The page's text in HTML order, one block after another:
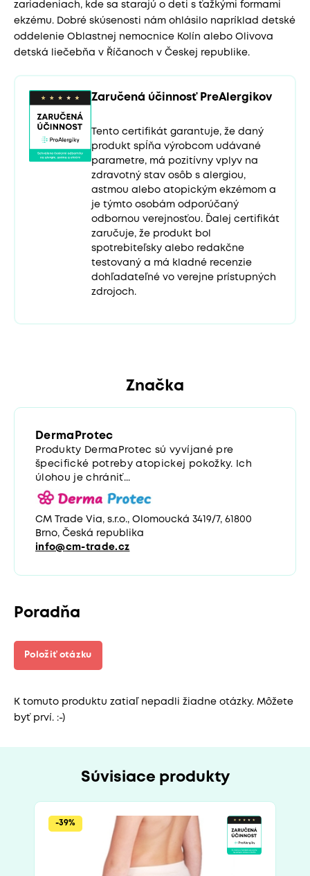
zariadeniach, kde sa starajú o deti s ťažkými formami
ekzému. Dobré skúsenosti nám ohlásilo napríklad detské
oddelenie Oblastnej nemocnice Kolín alebo Olivova
detská liečebňa v Říčanoch v Českej republike.
Zaručená účinnosť PreAlergikov
Tento certifikát garantuje, že daný
produkt spĺňa výrobcom udávané
parametre, má pozitívny vplyv na
zdravotný stav osôb s alergiou,
astmou alebo atopickým ekzémom a
je týmto osobám odporúčaný
odbornou verejnosťou. Ďalej certifikát
zaručuje, že produkt bol
spotrebiteľsky alebo redakčne
testovaný a má kladné recenzie
dohľadateľné vo verejne prístupných
zdrojoch.
Značka
DermaProtec
Produkty DermaProtec sú vyvíjané pre
špecifické potreby atopickej pokožky. Ich
úlohou je chrániť...
CM Trade Via, s.r.o., Olomoucká 3419/7, 61800
Brno, Česká republika
info@cm-trade.cz
Poradňa
Položiť otázku
K tomuto produktu zatiaľ nepadli žiadne otázky. Môžete
byť prví. :-)
Súvisiace produkty
-39%